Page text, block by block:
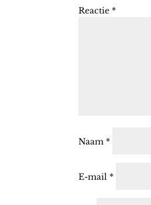
Reactie *
Naam *
E-mail *